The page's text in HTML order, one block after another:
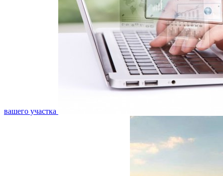
вашего участка